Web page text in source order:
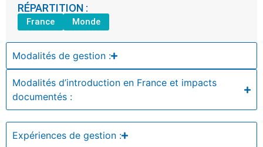
RÉPARTITION :
France Monde
Modalités de gestion :
Modalités d’introduction en France et impacts
documentés :
Expériences de gestion :